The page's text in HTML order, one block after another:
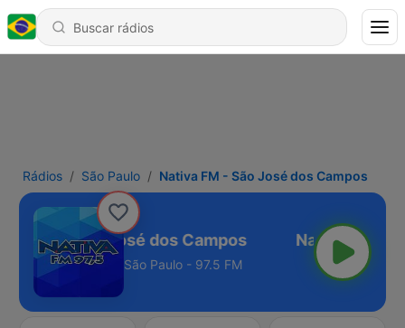
Rádios São Paulo Nativa FM - São José dos Campos
FM - São José dos Campos
São Paulo - 97.5 FM